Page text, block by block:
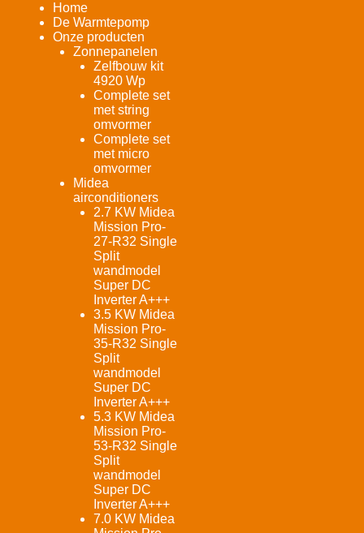
Home
De Warmtepomp
Onze producten
Zonnepanelen
Zelfbouw kit
4920 Wp
Complete set
met string
omvormer
Complete set
met micro
omvormer
Midea
airconditioners
2.7 KW Midea
Mission Pro-
27-R32 Single
Split
wandmodel
Super DC
Inverter A+++
3.5 KW Midea
Mission Pro-
35-R32 Single
Split
wandmodel
Super DC
Inverter A+++
5.3 KW Midea
Mission Pro-
53-R32 Single
Split
wandmodel
Super DC
Inverter A+++
7.0 KW Midea